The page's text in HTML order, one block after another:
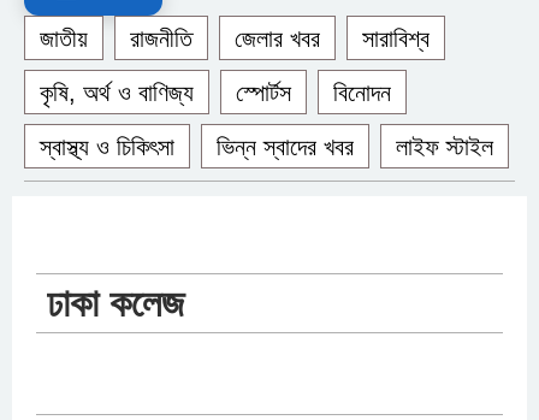
জাতীয় রাজনীতি জেলার খবর সারাবিশ্ব
কৃষি, অর্থ ও বাণিজ্য স্পোর্টস বিনোদন
স্বাস্থ্য ও চিকিৎসা ভিন্ন স্বাদের খবর লাইফ স্টাইল
ঢাকা কলেজ